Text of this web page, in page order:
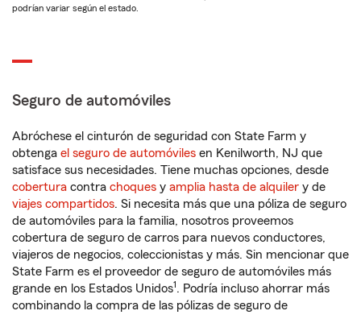
podrían variar según el estado.
Seguro de automóviles
Abróchese el cinturón de seguridad con State Farm y
obtenga el seguro de automóviles en Kenilworth, NJ que
satisface sus necesidades. Tiene muchas opciones, desde
cobertura contra choques y amplia hasta de alquiler y de
viajes compartidos. Si necesita más que una póliza de seguro
de automóviles para la familia, nosotros proveemos
cobertura de seguro de carros para nuevos conductores,
viajeros de negocios, coleccionistas y más. Sin mencionar que
State Farm es el proveedor de seguro de automóviles más
grande en los Estados Unidos1 . Podría incluso ahorrar más
combinando la compra de las pólizas de seguro de